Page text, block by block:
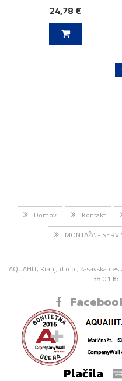
24,78 €
Domov Kontakt
MONTAŽA -
AQUAHIT, Kranj, d.o.o., Zasavska
38 01 E:
Plačila